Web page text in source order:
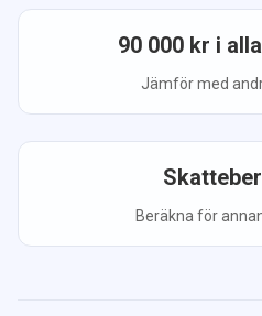
90 000 kr i
Jämför med
Beräkna för